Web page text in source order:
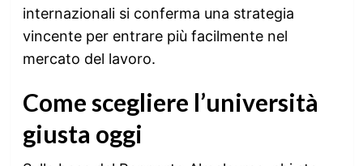
internazionali si conferma una strategia
vincente per entrare più facilmente nel
mercato del lavoro.
Come scegliere l’università
giusta oggi